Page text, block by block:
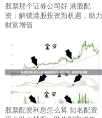
股票那个证券公司好 港股配
资：解锁港股投资新机遇，助力
财富增值
股票配资利息怎么算 知名配资